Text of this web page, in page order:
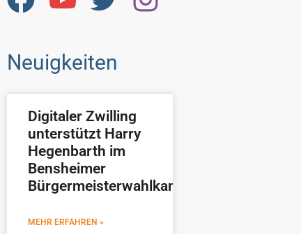
Neuigkeiten
Digitaler Zwilling
unterstützt Harry
Hegenbarth im
Bensheimer
Bürgermeisterwahlkampf
MEHR ERFAHREN »